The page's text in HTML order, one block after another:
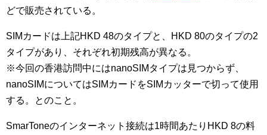
どで販売されている。
SIMカードは上記HKD 48のタイプと、HKD 80のタイプの2
タイプがあり、それぞれ初期残高が異なる。
※今回の香港訪問中にはnanoSIMタイプは見つからず、
nanoSIMについてはSIMカードをSIMカッターで切って使用
する。とのこと。
SmarToneのインターネット接続は1時間あたりHKD 8の料